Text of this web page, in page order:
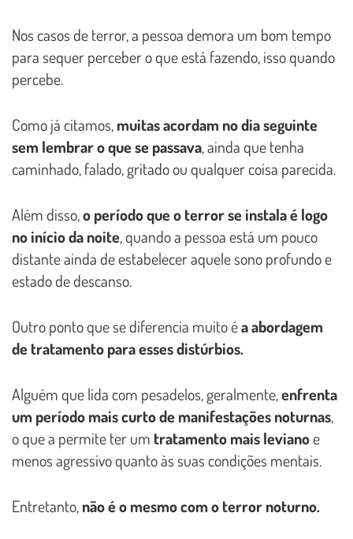
Nos casos de terror, a pessoa demora um bom tempo
para sequer perceber o que está fazendo, isso quando
percebe.
Como já citamos,muitas acordam no dia seguinte
sem lembrar o que se passava, ainda que tenha
caminhado, falado, gritado ou qualquer coisa parecida.
Além disso,o período que o terror se instala é logo
no início da noite, quando a pessoa está um pouco
distante ainda de estabelecer aquele sono profundo e
estado de descanso.
Outro ponto que se diferencia muito éa abordagem
de tratamento para esses distúrbios.
Alguém que lida com pesadelos, geralmente,enfrenta
um período mais curto de manifestações noturnas,
o que a permite ter um tratamento mais levianoe
menos agressivo quanto às suas condições mentais.
Entretanto,não é o mesmo com o terror noturno.